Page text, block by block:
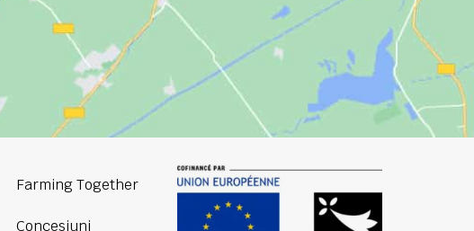
Farming Together
Concesiuni